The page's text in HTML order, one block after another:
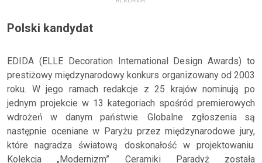
Polski kandydat
EDIDA (ELLE Decoration International Design Awards) to
prestiżowy międzynarodowy konkurs organizowany od 2003
roku. W jego ramach redakcje z 25 krajów nominują po
jednym projekcie w 13 kategoriach spośród premierowych
wdrożeń w danym państwie. Globalne zgłoszenia są
następnie oceniane w Paryżu przez międzynarodowe jury,
które nagradza światową doskonałość w projektowaniu.
Kolekcja „Modernizm” Ceramiki Paradyż została